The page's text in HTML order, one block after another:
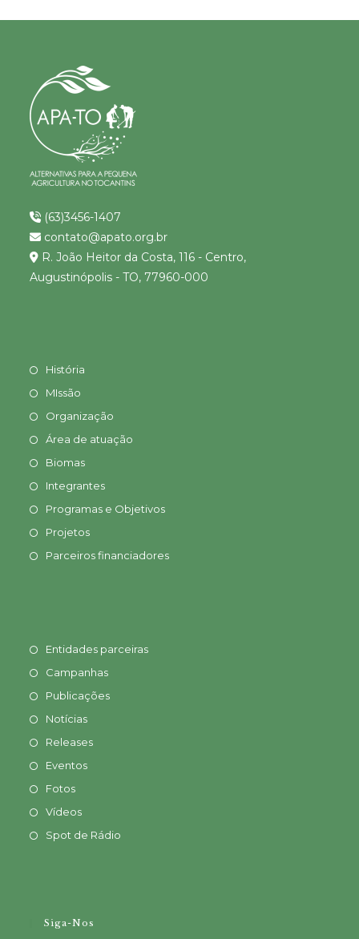
(63)3456-1407
contato@apato.org.br
R. João Heitor da Costa, 116 - Centro,
Augustinópolis - TO, 77960-000
História
MIssão
Organização
Área de atuação
Biomas
Integrantes
Programas e Objetivos
Projetos
Parceiros financiadores
Entidades parceiras
Campanhas
Publicações
Notícias
Releases
Eventos
Fotos
Vídeos
Spot de Rádio
Siga-Nos